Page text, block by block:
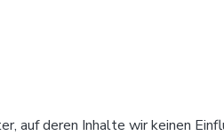
deren Inhalte wir keinen